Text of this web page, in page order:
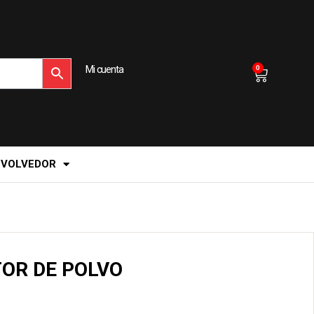
Mi cuenta 0
DE POLVO